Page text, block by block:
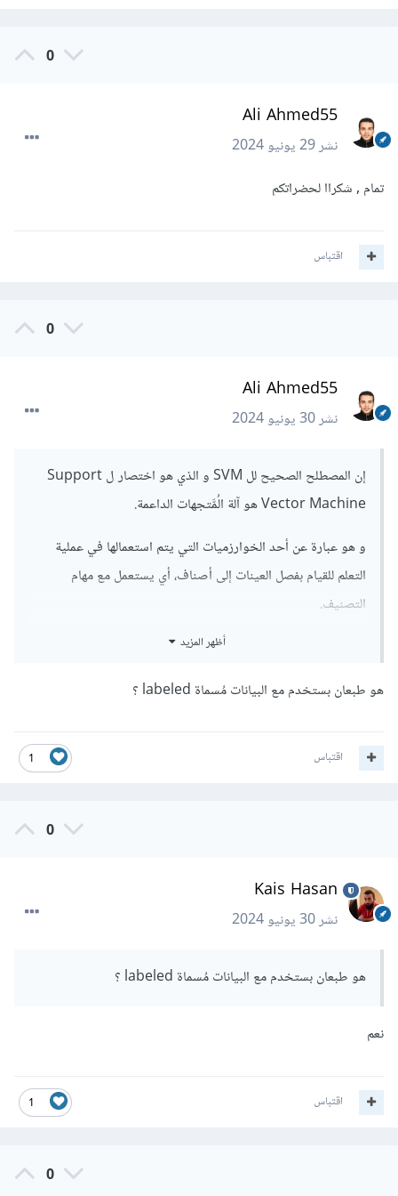
0
Ali Ahmed55
نشر29 يونيو 2024
تمام , شكراا لحضراتكم
اقتباس
0
Ali Ahmed55
نشر30 يونيو 2024
إن المصطلح الصحيح لل SVM و الذي هو اختصار ل Support
Vector Machine هو آلة الُمَّتجهات الداعمة.
و هو عبارة عن أحد الخوارزميات التي يتم استعمالها في عملية
التعلم للقيام بفصل العينات إلى أصناف، أي يستعمل مع مهام
التصنيف.
و هو يعتمد على فكرة إيجاد أفضل طريقة فصل بحيث تكون قدر
على شكل نقاط في مستوي الإحداثيات، و يمكن فصلهما عن طريق
هذه الحلول قد تجعل الخط قريبًا من بعض النقاط مما يجعل هذه
أنها فعلًا تتبع إلا الجانب الصحيح. لذلك تعمل هذه الخوارزمية على
لفهم هذه الفكرة بشكل أوضح انظر إلى الرسمة التالية، بشكل واضح
الخط الأحمر أفضل من الخط الأزرق حيث أنه يفصل النقاط بشكل
أظهر المزيد
هو طبعان بستخدم مع البيانات مُسماة labeled ؟
1 اقتباس
0
Kais Hasan
نشر30 يونيو 2024
هو طبعان بستخدم مع البيانات مُسماة labeled ؟
نعم
1 اقتباس
0